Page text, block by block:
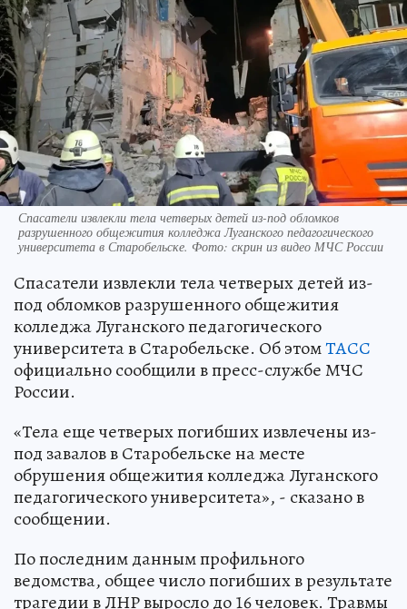
Спасатели извлекли тела четверых детей из-под обломков
разрушенного общежития колледжа Луганского педагогического
университета в Старобельске. Фото: скрин из видео МЧС России
Спасатели извлекли тела четверых детей из-
под обломков разрушенного общежития
колледжа Луганского педагогического
университета в Старобельске. Об этомТАСС
официально сообщили в пресс-службе МЧС
России.
«Тела еще четверых погибших извлечены из-
под завалов в Старобельске на месте
обрушения общежития колледжа Луганского
педагогического университета», - сказано в
сообщении.
По последним данным профильного
ведомства, общее число погибших в результате
трагедии в ЛНР выросло до 16 человек. Травмы